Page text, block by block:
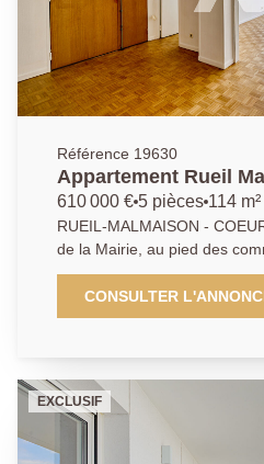
Référence 19630
Appartement Rueil
pièce(s) 114.52 m2
610 000 € 5 pièces 114 m²
RUEIL-MALMAISON - COEUR DE
de la Mairie, au pied des
Ville, bel appartement
entièrement rénové situé au
espace de vie et sa cuisine
Possibilité de redistribuer les
AP/LD
CONSULTER
EXCLUSIF